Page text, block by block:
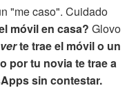
"me caso". Cuidado
móvil en casa? Glovo
te trae el móvil o un
por tu novia te trae a
sin contestar.